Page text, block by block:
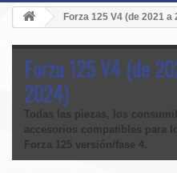
Forza 125 V4 (de 2021 a
Forza 125 V4 (de
2024)
Todas las piezas, los
accesorios compatibles para
Forza 125 versión/fase 4.